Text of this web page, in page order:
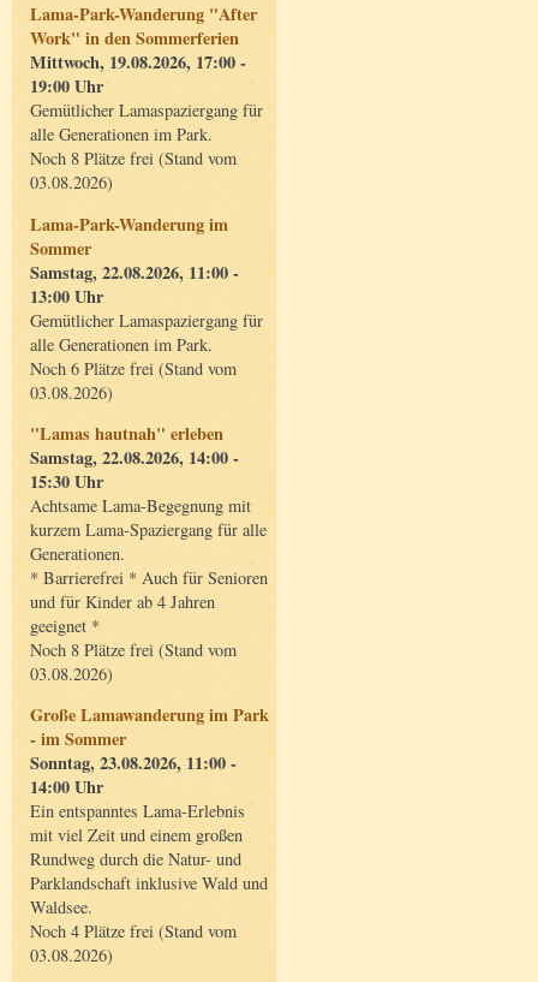
Lama-Park-Wanderung "After
Work" in den Sommerferien
Mittwoch, 19.08.2026, 17:00 -
19:00 Uhr
Gemütlicher Lamaspaziergang für
alle Generationen im Park.
Noch 8 Plätze frei (Stand vom
03.08.2026)
Lama-Park-Wanderung im
Sommer
Samstag, 22.08.2026, 11:00 -
13:00 Uhr
Gemütlicher Lamaspaziergang für
alle Generationen im Park.
Noch 6 Plätze frei (Stand vom
03.08.2026)
"Lamas hautnah" erleben
Samstag, 22.08.2026, 14:00 -
15:30 Uhr
Achtsame Lama-Begegnung mit
kurzem Lama-Spaziergang für alle
Generationen.
* Barrierefrei * Auch für Senioren
und für Kinder ab 4 Jahren
geeignet *
Noch 8 Plätze frei (Stand vom
03.08.2026)
Große Lamawanderung im Park
- im Sommer
Sonntag, 23.08.2026, 11:00 -
14:00 Uhr
Ein entspanntes Lama-Erlebnis
mit viel Zeit und einem großen
Rundweg durch die Natur- und
Parklandschaft inklusive Wald und
Waldsee.
Noch 4 Plätze frei (Stand vom
03.08.2026)